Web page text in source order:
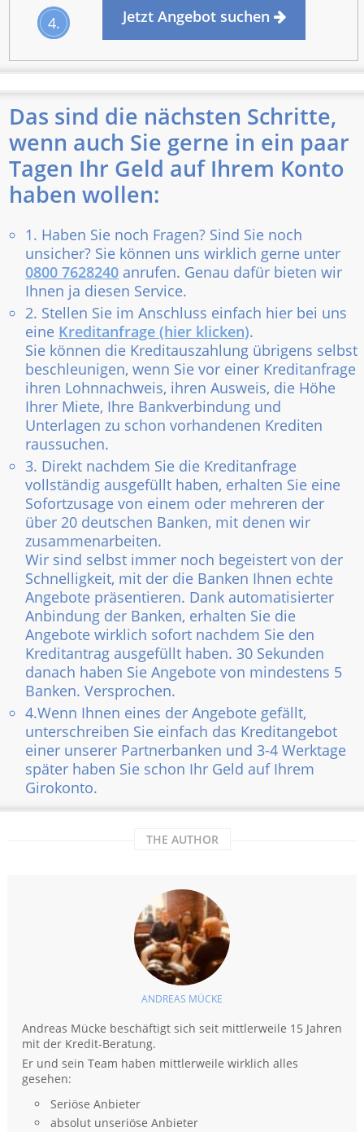
4. Jetzt Angebot suchen
Das sind die nächsten Schritte,
wenn auch Sie gerne in ein paar
Tagen Ihr Geld auf Ihrem Konto
haben wollen:
1. Haben Sie noch Fragen? Sind Sie noch
unsicher? Sie können uns wirklich gerne unter
0800 7628240 anrufen. Genau dafür bieten wir
Ihnen ja diesen Service.
2. Stellen Sie im Anschluss einfach hier bei uns
eine Kreditanfrage (hier klicken).
Sie können die Kreditauszahlung übrigens selbst
beschleunigen, wenn Sie vor einer Kreditanfrage
ihren Lohnnachweis, ihren Ausweis, die Höhe
Ihrer Miete, Ihre Bankverbindung und
Unterlagen zu schon vorhandenen Krediten
raussuchen.
3. Direkt nachdem Sie die Kreditanfrage
vollständig ausgefüllt haben, erhalten Sie eine
Sofortzusage von einem oder mehreren der
über 20 deutschen Banken, mit denen wir
zusammenarbeiten.
Wir sind selbst immer noch begeistert von der
Schnelligkeit, mit der die Banken Ihnen echte
Angebote präsentieren. Dank automatisierter
Anbindung der Banken, erhalten Sie die
Angebote wirklich sofort nachdem Sie den
Kreditantrag ausgefüllt haben. 30 Sekunden
danach haben Sie Angebote von mindestens 5
Banken. Versprochen.
4.Wenn Ihnen eines der Angebote gefällt,
unterschreiben Sie einfach das Kreditangebot
einer unserer Partnerbanken und 3-4 Werktage
später haben Sie schon Ihr Geld auf Ihrem
Girokonto.
THE AUTHOR
ANDREAS MÜCKE
Andreas Mücke beschäftigt sich seit mittlerweile 15 Jahren
mit der Kredit-Beratung.
Er und sein Team haben mittlerweile wirklich alles
gesehen:
Seriöse Anbieter
absolut unseriöse Anbieter